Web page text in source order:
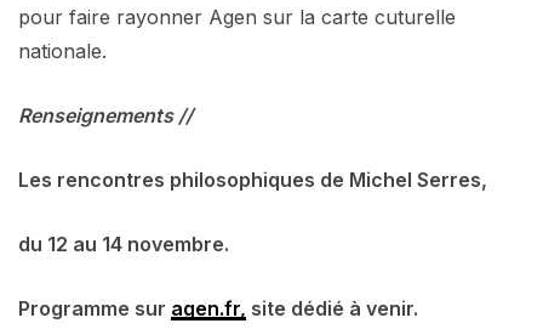
pour faire rayonner Agen sur la carte cuturelle
nationale.
Renseignements //
Les rencontres philosophiques de Michel Serres,
du 12 au 14 novembre.
Programme sur agen.fr, site dédié à venir.